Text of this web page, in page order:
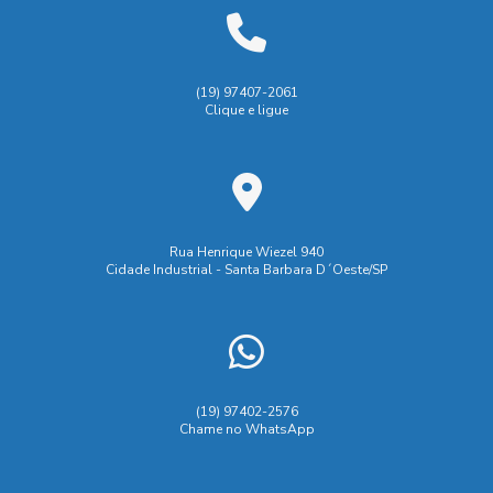
Sacaria Plástica Valvulada: Revolucione o Armazenamento e
Saco Plástico com Válvula: Benefícios para Armazenamento e
Conservação de Alimentos
Prolongam a Conservação dos Produtos
Sacos com Válvula: A Solução Ideal para Melhorar o
Sacos com Válvula: Inovação para Otimizar o Armazenamento
(19) 97407-2061
Clique e ligue
Rua Henrique Wiezel 940
Cidade Industrial - Santa Barbara D´Oeste/SP
(19) 97402-2576
Chame no WhatsApp